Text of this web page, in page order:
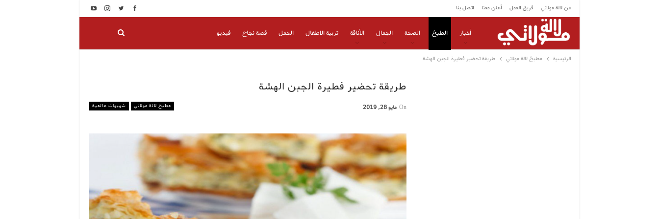
عن لالة مولاتي فريق العمل أعلن معنا اتصل بنا
أخبار الطبخ الصحة الجمال الأناقة تربية الاطفال الحمل قصة نجاح فيديو
الرئيسية مطبخ لالة مولاتي طريقة تحضير فطيرة الجبن الهشة
طريقة تحضير فطيرة الجبن الهشة
مطبخ لالة مولاتي شهيوات عالمية On مايو 28, 2019